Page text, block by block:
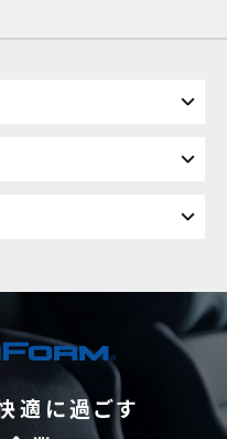
適に過ごす